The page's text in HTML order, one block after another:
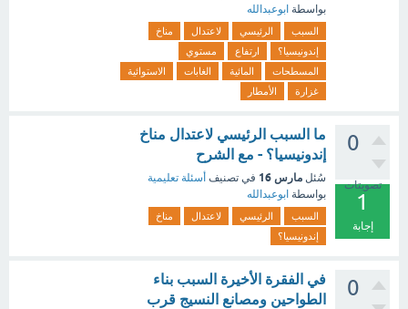
بواسطة ابوعبدالله
السبب الرئيسي لاعتدال
مناخ
إندونيسيا؟
ارتفاع
مستوي
المسطحات
المائية الغابات
الاستوائية
غزارة
الأمطار
0
تصويتات
1
إجابة
ما السبب الرئيسي لاعتدال مناخ
إندونيسيا؟ - مع الشرح
سُئل مارس 16 في تصنيف أسئلة تعليمية
بواسطة ابوعبدالله
السبب الرئيسي لاعتدال
مناخ
إندونيسيا؟
0
في الفقرة الأخيرة السبب بناء
الطواحين ومصانع النسيج قرب